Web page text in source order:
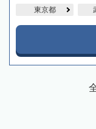
東京都